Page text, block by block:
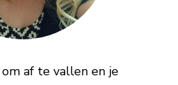
af te vallen en je